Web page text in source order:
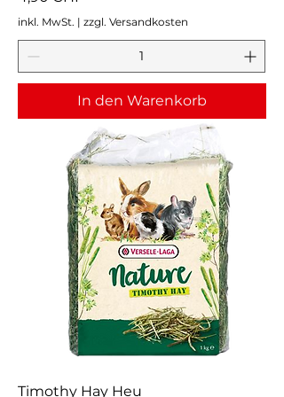
inkl. MwSt. | zzgl. Versandkosten
In den Warenkorb
Timothy Hay Heu